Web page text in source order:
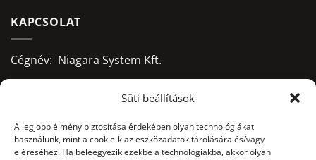
Süti beállítások
A legjobb élmény biztosítása érdekében olyan technológiákat
használunk, mint a cookie-k az eszközadatok tárolására és/vagy
eléréséhez. Ha beleegyezik ezekbe a technológiákba, akkor olyan
KAPCSOLAT
Cégnév: Niagara System Kft.
Adószám: 13156668-2-09
Bankszámlaszám:
10403428-50526956-71541002